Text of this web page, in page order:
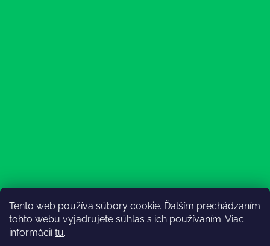
Tento web používa súbory cookie. Ďalším prechádzaním
tohto webu vyjadrujete súhlas s ich používaním. Viac
informáciítu.
Sledovať na Instagrame